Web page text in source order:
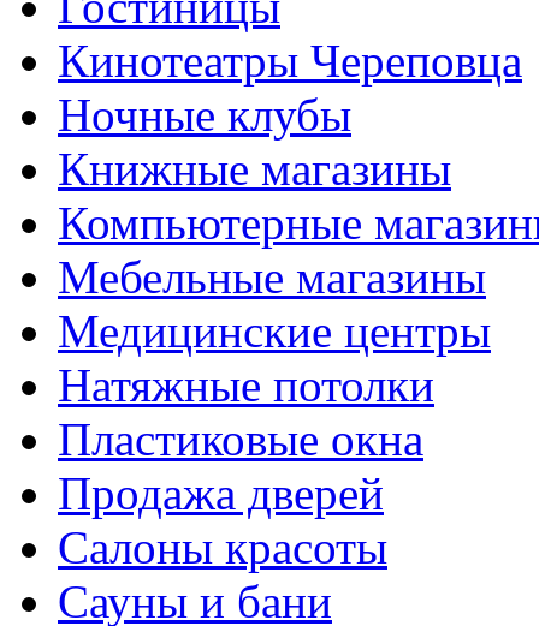
Кинотеатры Череповца
Ночные клубы
Книжные магазины
Компьютерные
Мебельные магазины
Медицинские центры
Натяжные потолки
Пластиковые окна
Продажа дверей
Салоны красоты
Сауны и бани